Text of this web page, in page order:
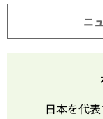
ニ
日本を代